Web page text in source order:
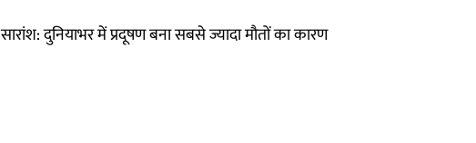
सारांश: दुनियाभर में प्रदूषण बना सबसे ज्यादा मौतों का कारण